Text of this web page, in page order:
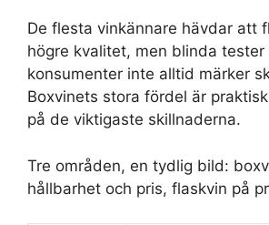
De flesta vinkännare hävdar att
högre kvalitet, men blinda
konsumenter inte alltid märker
Boxvinets stora fördel är
på de viktigaste skillnaderna.
Tre områden, en tydlig bild:
hållbarhet och pris, flaskvin på